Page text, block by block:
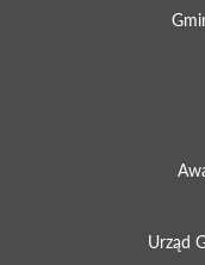
Urząd